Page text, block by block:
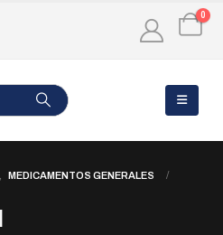
0
MEDICAMENTOS GENERALES